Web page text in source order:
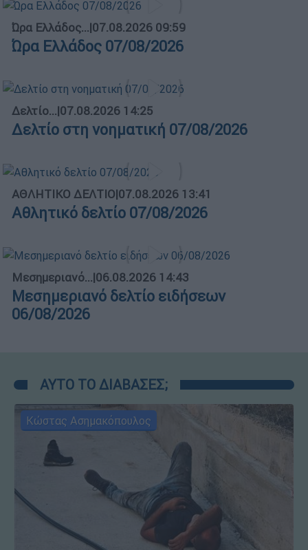
Ώρα Ελλάδος...|07.08.2026 09:59
Ώρα Ελλάδος 07/08/2026
Δελτίο...|07.08.2026 14:25
Δελτίο στη νοηματική 07/08/2026
ΑΘΛΗΤΙΚΟ ΔΕΛΤΙΟ|07.08.2026 13:41
Αθλητικό δελτίο 07/08/2026
Μεσημεριανό...|06.08.2026 14:43
Μεσημεριανό δελτίο ειδήσεων
06/08/2026
ΑΥΤΟ ΤΟ ΔΙΑΒΑΣΕΣ;
Κώστας Ασημακόπουλος